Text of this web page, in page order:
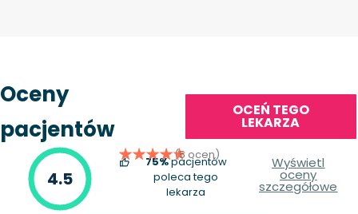
Oceny
pacjentów
OCEŃ TEGO
LEKARZA
4.5
(5 ocen)
75%pacjentów
poleca tego
lekarza
Wyświetl
oceny
szczegółowe